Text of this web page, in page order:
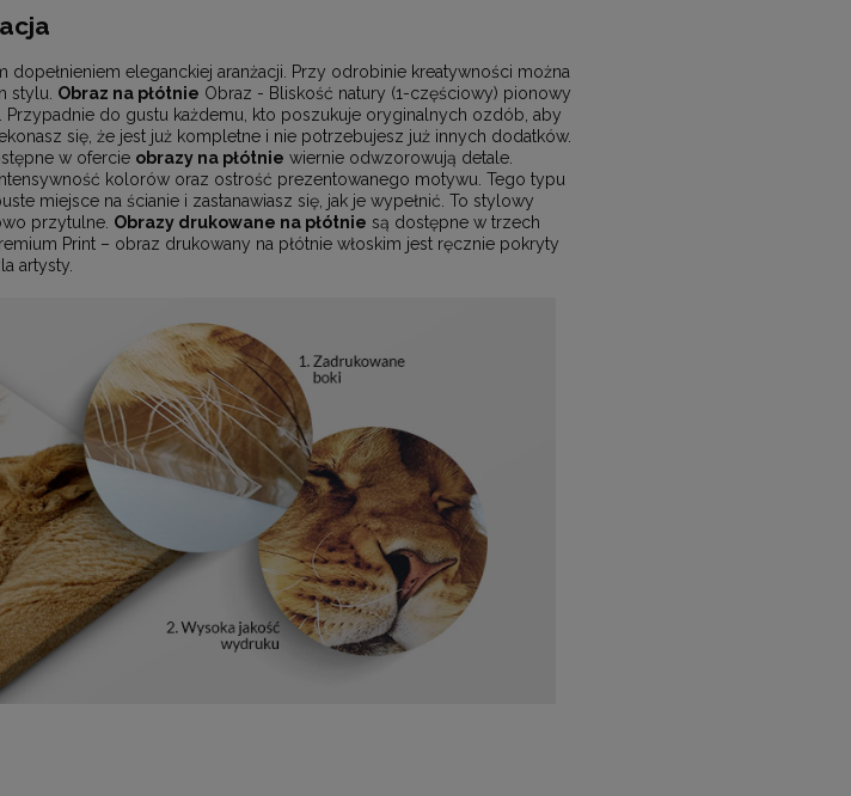
eleganckiej aranżacji. Przy odrobinie kreatywności można
stylu. Obraz na płótnie Obraz - Bliskość natury (1-częściowy) pionowy
do gustu każdemu, kto poszukuje oryginalnych ozdób, aby
się, że jest już kompletne i nie potrzebujesz już innych dodatków.
w ofercie obrazy na płótnie wiernie odwzorowują detale.
kolorów oraz ostrość prezentowanego motywu. Tego typu
miejsce na ścianie i zastanawiasz się, jak je wypełnić. To stylowy
przytulne. Obrazy drukowane na płótnie są dostępne w trzech
Print – obraz drukowany na płótnie włoskim jest ręcznie pokryty
artysty.